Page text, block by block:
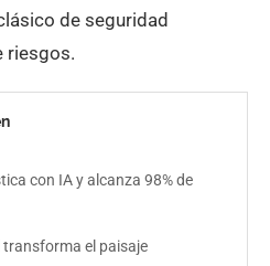
de seguridad
riesgos.
con IA y alcanza 98% de
el paisaje